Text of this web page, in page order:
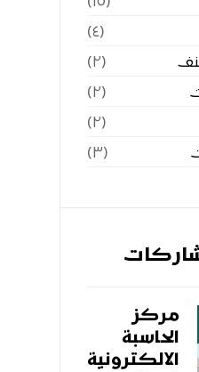
(٤)
(٢)
(٢)
(٢)
(٣)
مركز
الحاسبة
الالكترونية